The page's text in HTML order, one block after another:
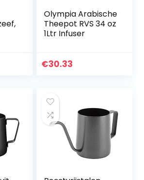
Olympia Arabische
Theepot RVS 34 oz
1Ltr Infuser
€30.33